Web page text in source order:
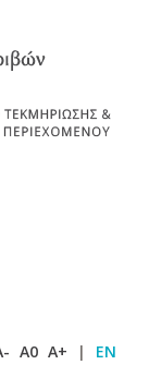
A0 A+ | EN